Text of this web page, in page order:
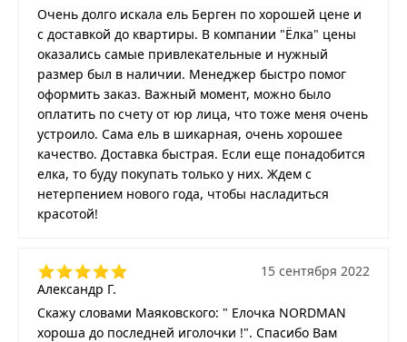
Очень долго искала ель Берген по хорошей цене и
с доставкой до квартиры. В компании "Ёлка" цены
оказались самые привлекательные и нужный
размер был в наличии. Менеджер быстро помог
оформить заказ. Важный момент, можно было
оплатить по счету от юр лица, что тоже меня очень
устроило. Сама ель в шикарная, очень хорошее
качество. Доставка быстрая. Если еще понадобится
елка, то буду покупать только у них. Ждем с
нетерпением нового года, чтобы насладиться
красотой!
Александр Г.
15 сентября 2022
Скажу словами Маяковского: " Елочка NORDMAN
хороша до последней иголочки !". Спасибо Вам